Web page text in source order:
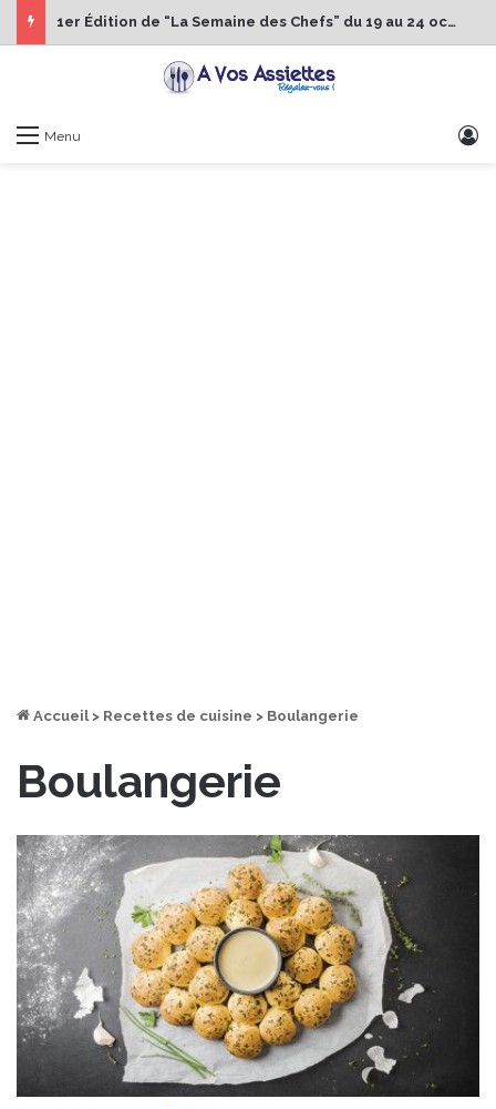
1er Édition de “La Semaine des Chefs” du 19 au 24 octobre 2026
Menu
Accueil > Recettes de cuisine > Boulangerie
Boulangerie